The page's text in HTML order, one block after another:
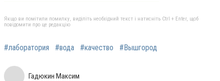
Якщо ви помітили помилку, виділіть необхідний текст і натисніть Ctrl + Enter, щоб
повідомити про це редакцію
#лаборатория #вода #качество #Вышгород
Гадюкин Максим